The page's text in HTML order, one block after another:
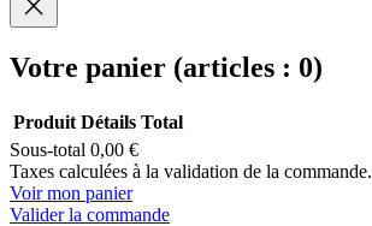
Votre panier (articles : 0)
Produits
dans
Produit Détails Total
Sous-total 0,00 €
Taxes calculées à la validation de la commande.
Voir mon panier
Valider la commande